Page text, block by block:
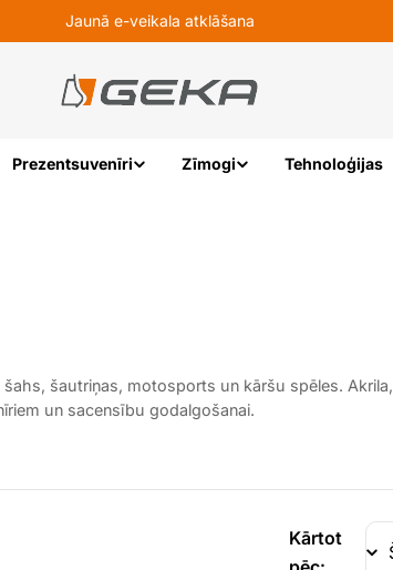
Jaunā e-veikala atklāšana
Prezentsuvenīri Zīmogi Tehnoloģijas
šautriņas, motosports un kāršu spēles. Akrila,
un sacensību godalgošanai.
Kārtot